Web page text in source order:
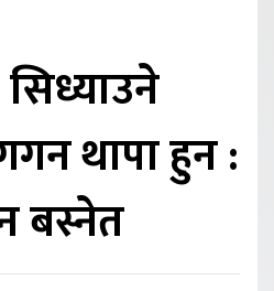
थापा हुन :
बस्नेत